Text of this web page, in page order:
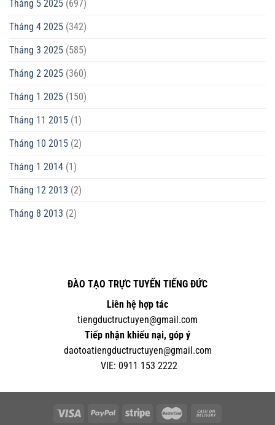
Tháng 5 2025 (697)
Tháng 4 2025 (342)
Tháng 3 2025 (585)
Tháng 2 2025 (360)
Tháng 1 2025 (150)
Tháng 11 2015 (1)
Tháng 10 2015 (2)
Tháng 1 2014 (1)
Tháng 12 2013 (2)
Tháng 8 2013 (2)
ĐÀO TẠO TRỰC TUYẾN TIẾNG ĐỨC
Liên hệ hợp tác
tiengductructuyen@gmail.com
Tiếp nhận khiếu nại, góp ý
daotoatiengductructuyen@gmail.com
VIE: 0911 153 2222